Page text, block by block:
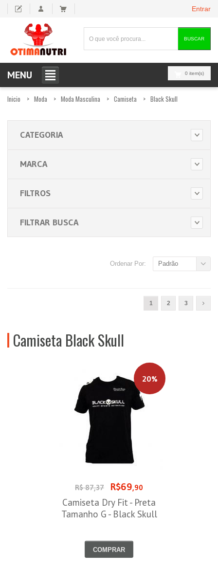
Entrar
BUSCAR
0 item(s)
MENU
Inicio Moda Moda Masculina Camiseta Black Skull
CATEGORIA
MARCA
FILTROS
FILTRAR BUSCA
Ordenar Por: Padrão
1 2 3
Camiseta Black Skull
20%
R$ 87,37 R$69,90
Camiseta Dry Fit - Preta
Tamanho G - Black Skull
COMPRAR